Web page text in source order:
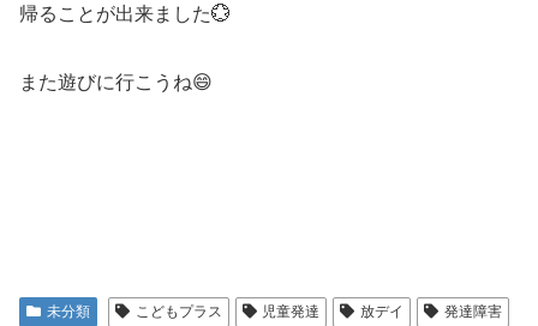
帰ることが出来ました💮
また遊びに行こうね😄
未分類 こどもプラス 児童発達 放デイ
発達障害